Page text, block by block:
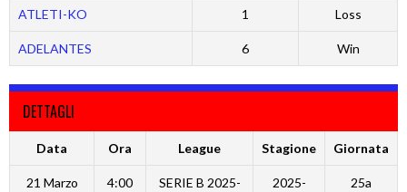
ATLETI-KO 1 Loss
ADELANTES 6 Win
DETTAGLI
Data Ora League Stagione Giornata
21 Marzo
4:00
SERIE B 2025-
2025-
25a